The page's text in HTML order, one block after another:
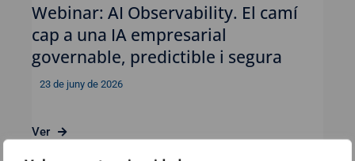
Webinar: AI Observability. El camí
cap a una IA empresarial
governable, predictible i segura
23 de juny de 2026
Ver